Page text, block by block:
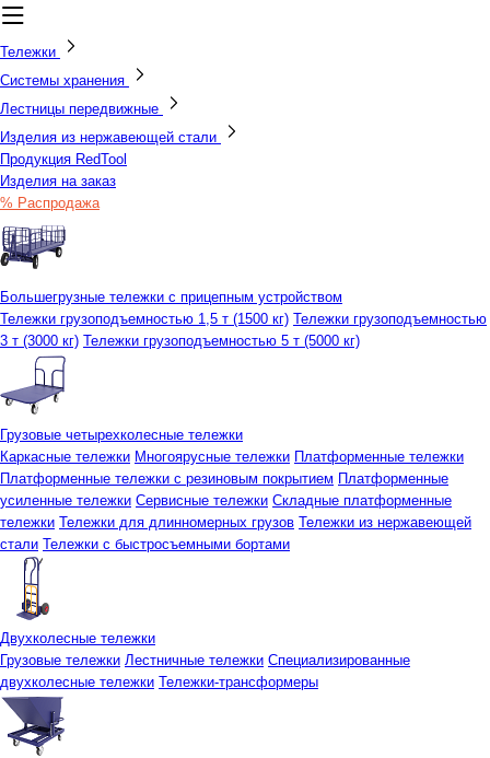
Тележки
Системы хранения
Лестницы передвижные
Изделия из нержавеющей стали
Продукция RedTool
Изделия на заказ
% Распродажа
Большегрузные тележки с прицепным устройством
Тележки грузоподъемностью 1,5 т (1500 кг) Тележки грузоподъемностью
3 т (3000 кг) Тележки грузоподъемностью 5 т (5000 кг)
Грузовые четырехколесные тележки
Каркасные тележки Многоярусные тележки Платформенные тележки
Платформенные тележки с резиновым покрытием Платформенные
усиленные тележки Сервисные тележки Складные платформенные
тележки Тележки для длинномерных грузов Тележки из нержавеющей
стали Тележки с быстросъемными бортами
Двухколесные тележки
Грузовые тележки Лестничные тележки Специализированные
двухколесные тележки Тележки-трансформеры